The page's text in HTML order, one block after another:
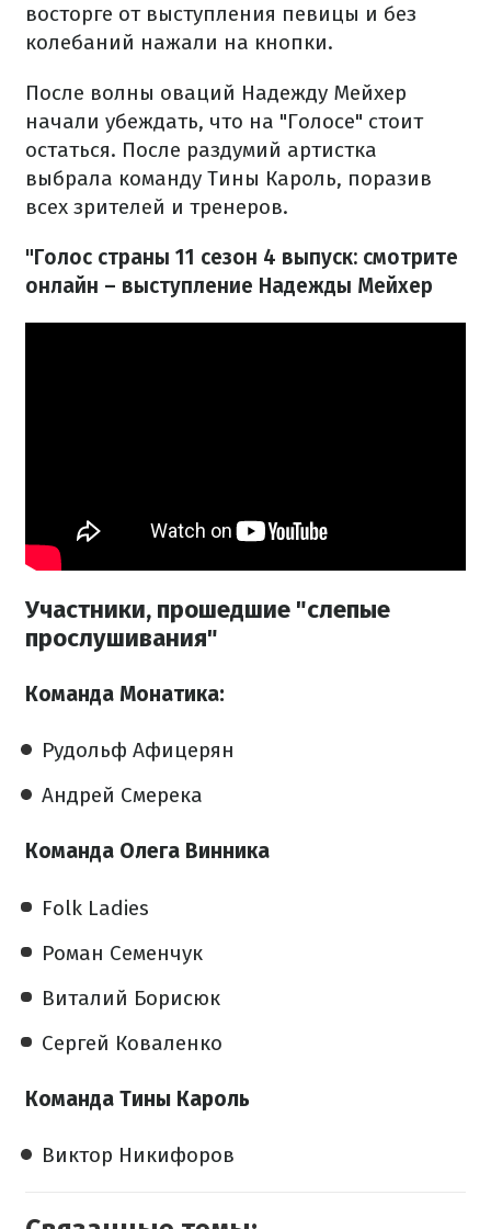
восторге от выступления певицы и без
колебаний нажали на кнопки.
После волны оваций Надежду Мейхер
начали убеждать, что на "Голосе" стоит
остаться. После раздумий артистка
выбрала команду Тины Кароль, поразив
всех зрителей и тренеров.
"Голос страны 11 сезон 4 выпуск: смотрите
онлайн – выступление Надежды Мейхер
Участники, прошедшие "слепые
прослушивания"
Команда Монатика:
Рудольф Афицерян
Андрей Смерека
Команда Олега Винника
Folk Ladies
Роман Семенчук
Виталий Борисюк
Сергей Коваленко
Команда Тины Кароль
Виктор Никифоров